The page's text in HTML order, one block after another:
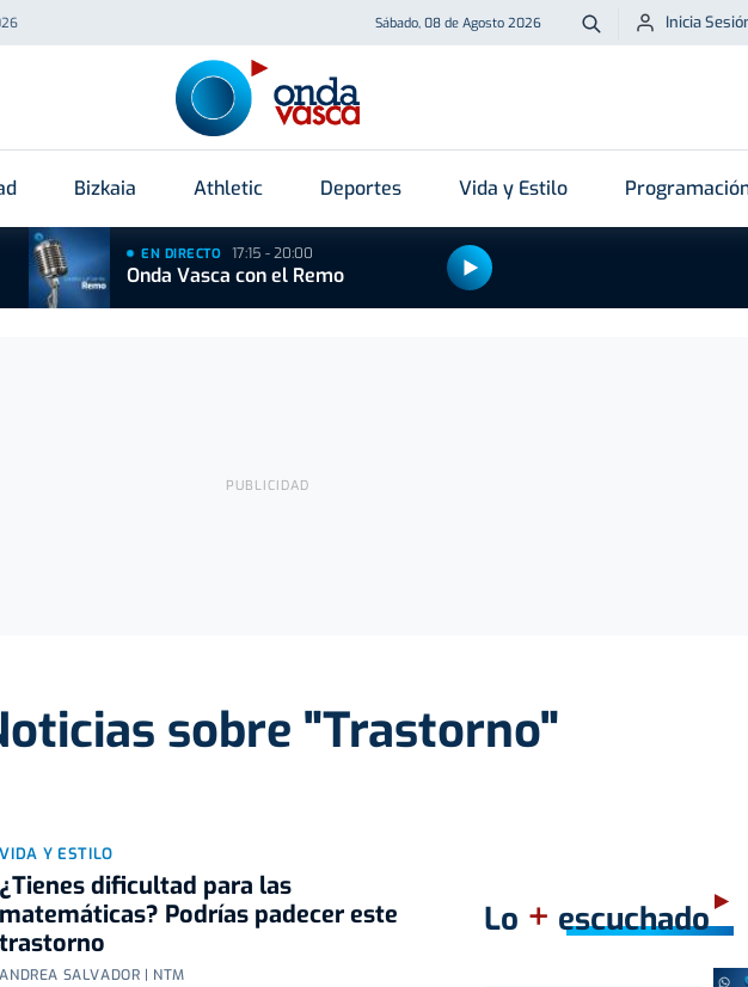
Sábado, 08 de Agosto 2026 Buscar
Inicia
Bizkaia Athletic Deportes Vida y Estilo
EN DIRECTO 17:15 - 20:00
Onda Vasca con el Remo
sobre "Trastorno"
VIDA Y ESTILO
¿Tienes dificultad para las
matemáticas? Podrías padecer este
trastorno
ANDREA SALVADOR | NTM
Lo + escuchado